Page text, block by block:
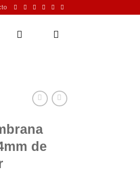
de